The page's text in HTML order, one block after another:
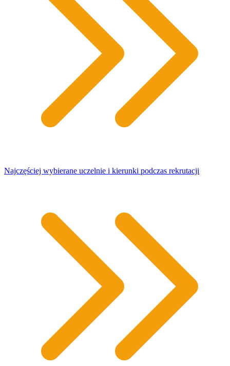
Najczęściej wybierane uczelnie i kierunki podczas rekrutacji